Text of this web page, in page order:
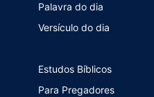
Palavra do dia
Versículo do dia
Estudos Bíblicos
Para Pregadores